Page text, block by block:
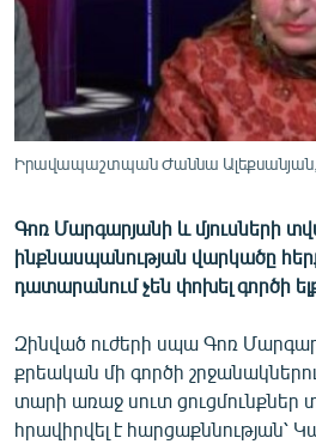
ՍՊՈՐՏ
ՄԵԿՆԱԲԱՆՈՒԹՅՈՒՆ
ՏՏ ԵՒ ԻՆՏԵՐՆԵՏ
ՏԵՍԱՆՅՈՒԹԵՐ
ԲԱՆԱՎԵՃ
ՓՈԴՔԱՍԹ
Հայերեն
Իրավապաշտպան Ժաննա
Գոռ Մարգարյանի և մյուսների
ինքնասպանության վարկածը
դատարանում չեն փոխել գործի
Զինված ուժերի սպա Գոռ
քրեական մի գործի
տարի առաջ սուտ ցուցմունքներ
հրավիրվել է հարցաքննության՝